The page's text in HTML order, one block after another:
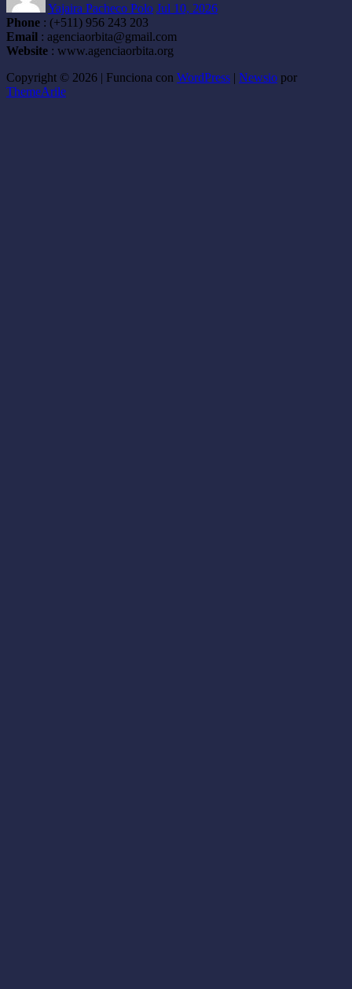
Yajaira Pacheco Polo Jul 10, 2026
Phone : (+511) 956 243 203
Email : agenciaorbita@gmail.com
Website : www.agenciaorbita.org
Copyright © 2026 | Funciona con WordPress | Newsio por
ThemeArile